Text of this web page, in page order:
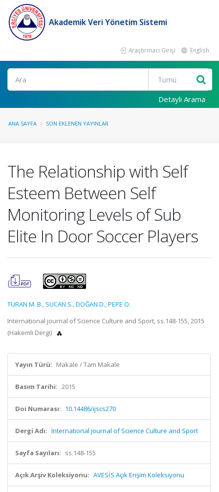
Akademik Veri Yönetim Sistemi
Araştırmacı Girişi English
Ara
Detaylı Arama
ANA SAYFA SON EKLENEN YAYINLAR
The Relationship with Self
Esteem Between Self
Monitoring Levels of Sub
Elite In Door Soccer Players
TURAN M. B., SUCAN S.,DOĞAN D.,PEPE O.
International journal of Science Culture and Sport, ss.148-155, 2015
(Hakemli Dergi)
Yayın Türü: Makale / Tam Makale
Basım Tarihi: 2015
Doi Numarası: 10.14486/ijscs270
Dergi Adı: International journal of Science Culture and Sport
Sayfa Sayıları: ss.148-155
Açık Arşiv Koleksiyonu: AVESİS Açık Erişim Koleksiyonu